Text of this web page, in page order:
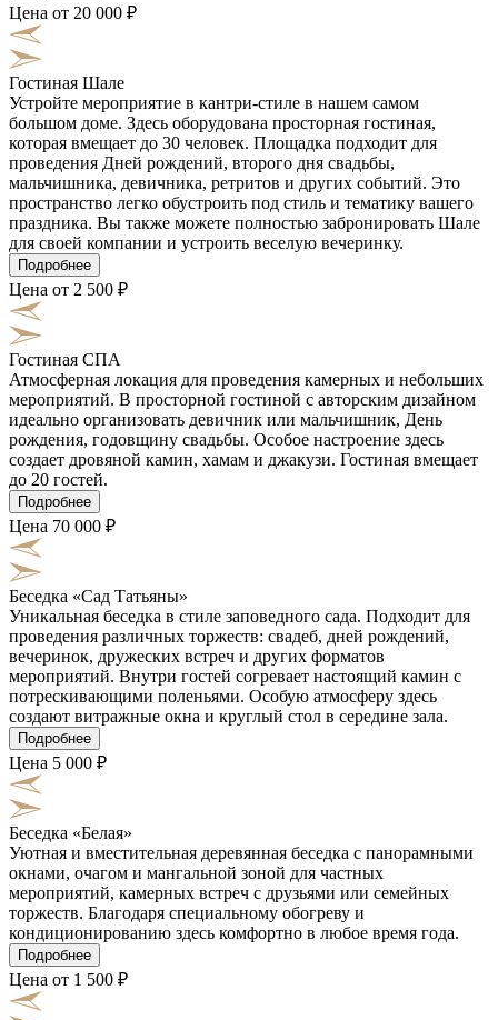
Цена от 20 000 ₽
Гостиная Шале
Устройте мероприятие в кантри-стиле в нашем самом
большом доме. Здесь оборудована просторная гостиная,
которая вмещает до 30 человек. Площадка подходит для
проведения Дней рождений, второго дня свадьбы,
мальчишника, девичника, ретритов и других событий. Это
пространство легко обустроить под стиль и тематику вашего
праздника. Вы также можете полностью забронировать Шале
для своей компании и устроить веселую вечеринку.
Подробнее
Цена от 2 500 ₽
Гостиная СПА
Атмосферная локация для проведения камерных и небольших
мероприятий. В просторной гостиной с авторским дизайном
идеально организовать девичник или мальчишник, День
рождения, годовщину свадьбы. Особое настроение здесь
создает дровяной камин, хамам и джакузи. Гостиная вмещает
до 20 гостей.
Подробнее
Цена 70 000 ₽
Беседка «Сад Татьяны»
Уникальная беседка в стиле заповедного сада. Подходит для
проведения различных торжеств: свадеб, дней рождений,
вечеринок, дружеских встреч и других форматов
мероприятий. Внутри гостей согревает настоящий камин с
потрескивающими поленьями. Особую атмосферу здесь
создают витражные окна и круглый стол в середине зала.
Подробнее
Цена 5 000 ₽
Беседка «Белая»
Уютная и вместительная деревянная беседка с панорамными
окнами, очагом и мангальной зоной для частных
мероприятий, камерных встреч с друзьями или семейных
торжеств. Благодаря специальному обогреву и
кондиционированию здесь комфортно в любое время года.
Подробнее
Цена от 1 500 ₽